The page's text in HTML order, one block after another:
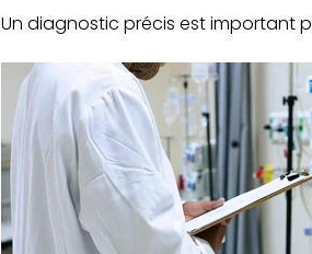
Un diagnostic précis est important